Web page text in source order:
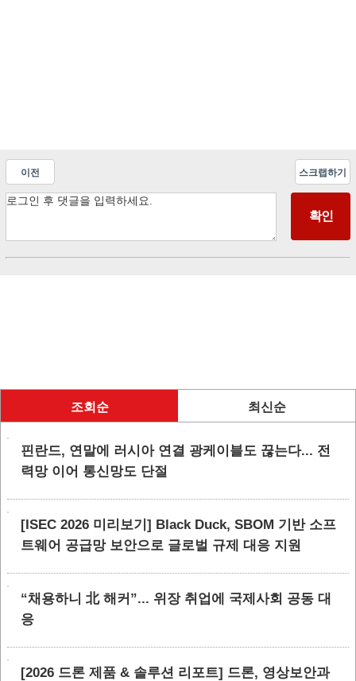
이전 스크랩하기
조회순 최신순
핀란드, 연말에 러시아 연결 광케이블도 끊는다... 전
력망 이어 통신망도 단절
[ISEC 2026 미리보기] Black Duck, SBOM 기반 소프
트웨어 공급망 보안으로 글로벌 규제 대응 지원
“채용하니 北 해커”... 위장 취업에 국제사회 공동 대
응
[2026 드론 제품 & 솔루션 리포트] 드론, 영상보안과